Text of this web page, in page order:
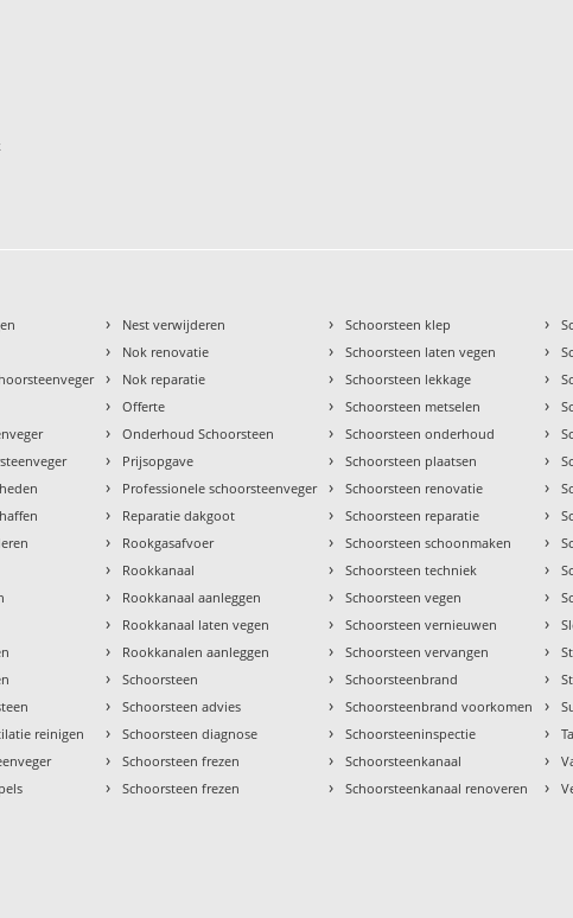
reinigen
› Nest verwijderen
› Nok renovatie
› Nok reparatie
› Offerte
› Onderhoud Schoorsteen
› Prijsopgave
› Professionele schoorsteenveger
› Reparatie dakgoot
› Rookgasafvoer
› Rookkanaal
› Rookkanaal aanleggen
› Rookkanaal laten vegen
› Rookkanalen aanleggen
› Schoorsteen
› Schoorsteen advies
› Schoorsteen diagnose
› Schoorsteen frezen
› Schoorsteen frezen
› Schoorsteen klep
› Schoorsteen laten vegen
› Schoorsteen lekkage
› Schoorsteen metselen
› Schoorsteen onderhoud
› Schoorsteen plaatsen
› Schoorsteen renovatie
› Schoorsteen reparatie
› Schoorsteen schoonmaken
› Schoorsteen techniek
› Schoorsteen vegen
› Schoorsteen vernieuwen
› Schoorsteen vervangen
› Schoorsteenbrand
› Schoorsteenbrand voorkomen
› Schoorsteeninspectie
› Schoorsteenkanaal
› Schoorsteenkanaal renoveren
›
›
›
›
›
›
›
›
›
›
›
›
›
›
›
›
›
›